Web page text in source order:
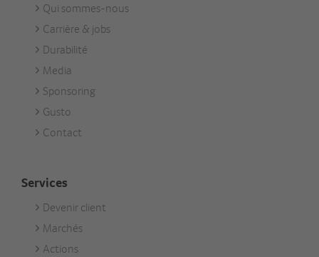
Footer
Unternehmen
Qui sommes-nous
Carrière & jobs
Durabilité
Media
Sponsoring
Gusto
Contact
Services
Footer
Services
Devenir client
Marchés
Actions